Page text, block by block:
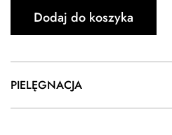
Dodaj do koszyka
PIELĘGNACJA